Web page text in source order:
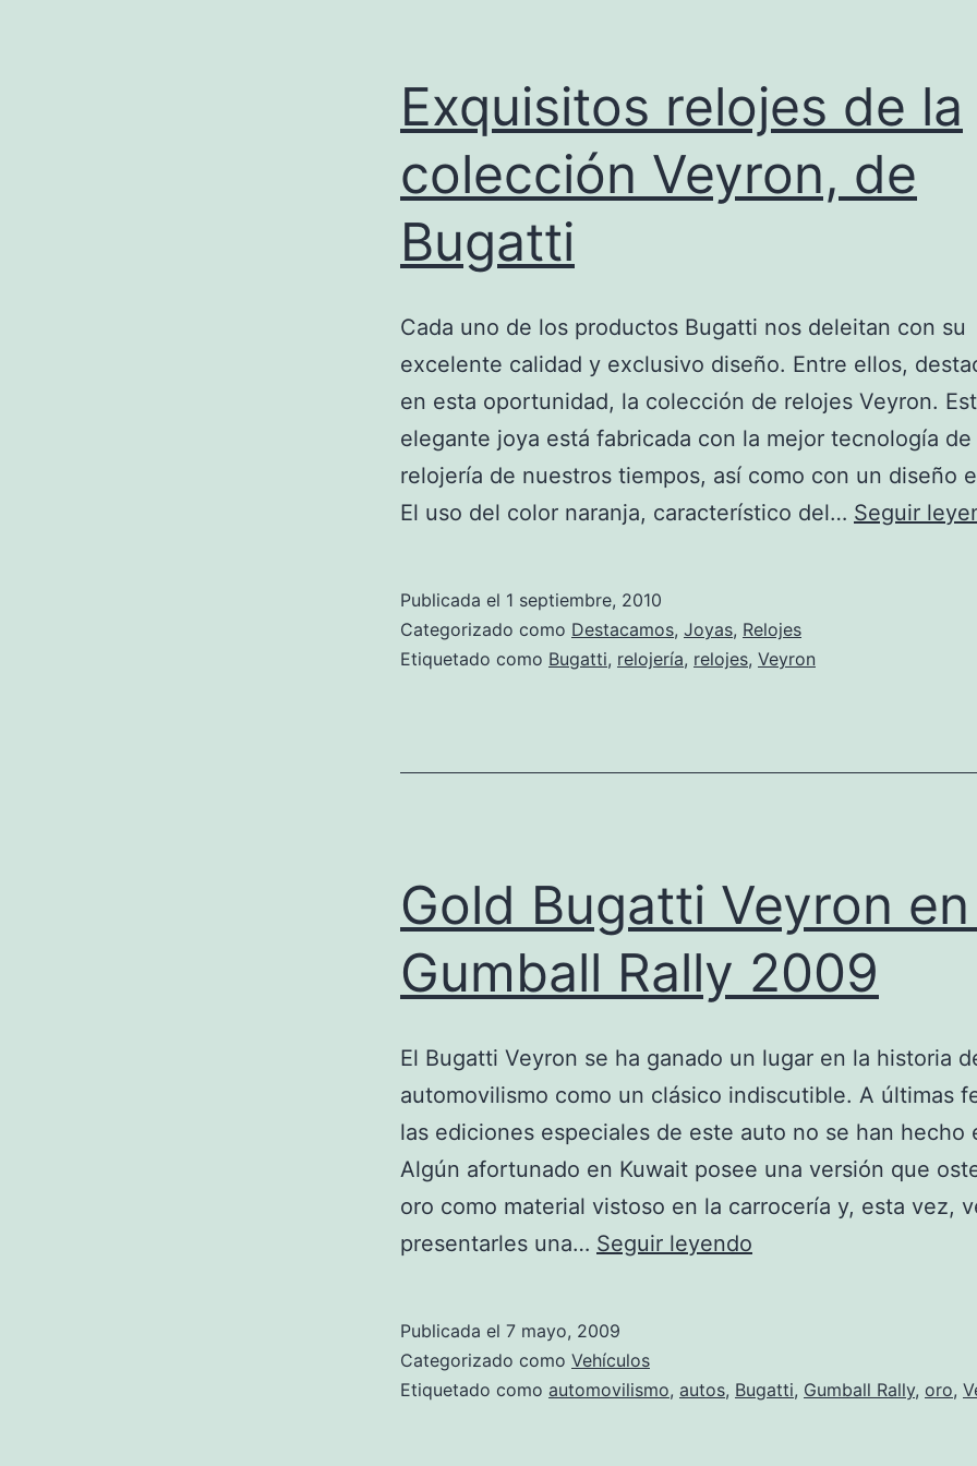
Exquisitos relojes de la
colección Veyron, de
Bugatti
Cada uno de los productos Bugatti nos deleitan con su
excelente calidad y exclusivo diseño. Entre ellos,
en esta oportunidad, la colección de relojes Veyron.
elegante joya está fabricada con la mejor tecnología de
relojería de nuestros tiempos, así como con un diseño
El uso del color naranja, característico del… Seguir
Publicada el 1 septiembre, 2010
Categorizado como Destacamos, Joyas, Relojes
Etiquetado como Bugatti, relojería, relojes, Veyron
Gold Bugatti Veyron
Gumball Rally 2009
El Bugatti Veyron se ha ganado un lugar en la historia
automovilismo como un clásico indiscutible. A últimas
las ediciones especiales de este auto no se han hecho
Algún afortunado en Kuwait posee una versión que
oro como material vistoso en la carrocería y, esta vez,
presentarles una… Seguir leyendo
el
Publicada el 7 mayo, 2009
Categorizado como Vehículos
Etiquetado como automovilismo, autos, Bugatti, Gumball Rally, oro,